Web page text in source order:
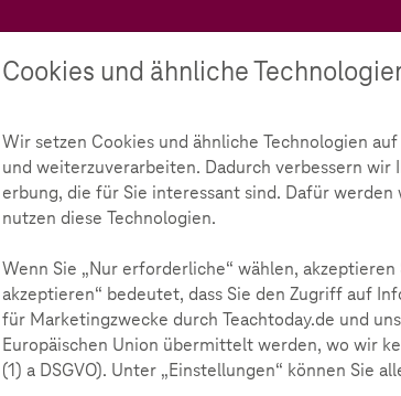
Digitale Gesellschaft Netzdebatten
Lesezeit:4Minuten
Cookies und ähnliche
Wir setzen Cookies und ähnliche Technologien
und weiterzuverarbeiten. Dadurch verbessern wir
erbung, die für Sie interessant sind. Dafür
nutzen diese Technologien.
Wenn Sie „Nur erforderliche“ wählen,
akzeptieren“ bedeutet, dass Sie den Zugriff auf
für Marketingzwecke durch Teachtoday.de und
Europäischen Union übermittelt werden, wo wir
(1) a DSGVO). Unter „Einstellungen“ können Sie